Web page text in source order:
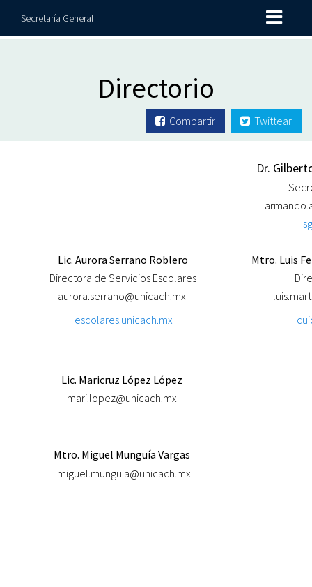
Secretaría General
Directorio
Compartir Twittear
Dr.
Lic. Aurora Serrano Roblero
Mtro. Luis
Directora de Servicios Escolares
aurora.serrano@unicach.mx
escolares.unicach.mx
Lic. Maricruz López López
mari.lopez@unicach.mx
Mtro. Miguel Munguía Vargas
miguel.munguia@unicach.mx